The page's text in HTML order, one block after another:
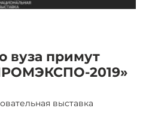
вуза примут
2019»
выставка